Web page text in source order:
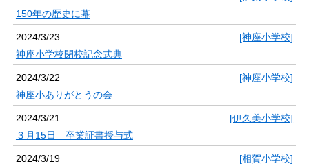
150年の歴史に幕
2024/3/23
[神座小学校]
神座小学校閉校記念式典
2024/3/22
[神座小学校]
神座小ありがとうの会
2024/3/21
[伊久美小学校]
３月15日 卒業証書授与式
2024/3/19
[相賀小学校]